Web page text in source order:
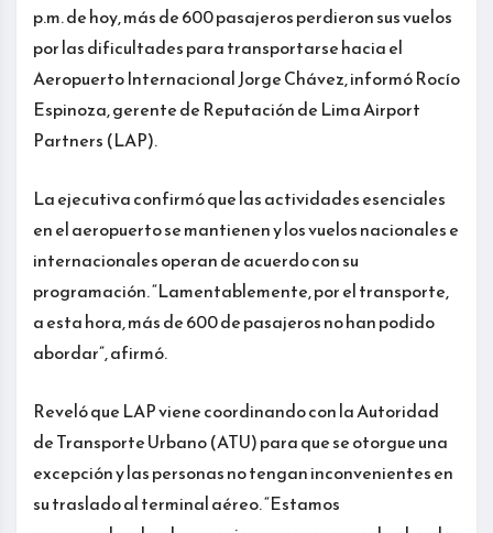
p.m. de hoy, más de 600 pasajeros perdieron sus vuelos
por las dificultades para transportarse hacia el
Aeropuerto Internacional Jorge Chávez, informó Rocío
Espinoza, gerente de Reputación de Lima Airport
Partners (LAP).
La ejecutiva confirmó que las actividades esenciales
en el aeropuerto se mantienen y los vuelos nacionales e
internacionales operan de acuerdo con su
programación. “Lamentablemente, por el transporte,
a esta hora, más de 600 de pasajeros no han podido
abordar”, afirmó.
Reveló que LAP viene coordinando con la Autoridad
de Transporte Urbano (ATU) para que se otorgue una
excepción y las personas no tengan inconvenientes en
su traslado al terminal aéreo. “Estamos